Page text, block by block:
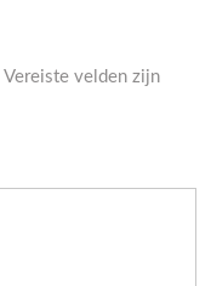
Vereiste velden zijn